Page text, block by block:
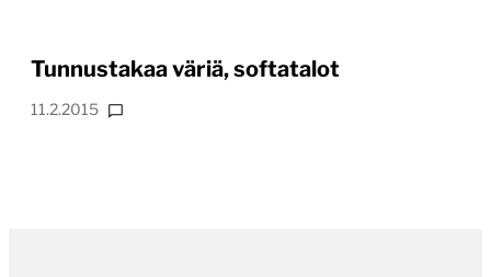
Tunnustakaa väriä, softatalot
11.2.2015